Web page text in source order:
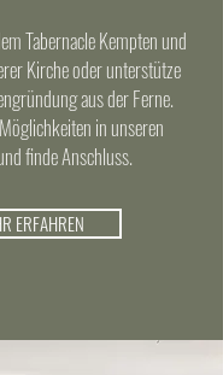
Tabernacle Kempten und
Kirche oder unterstütze
aus der Ferne.
in unseren
finde Anschluss.
ERFAHREN